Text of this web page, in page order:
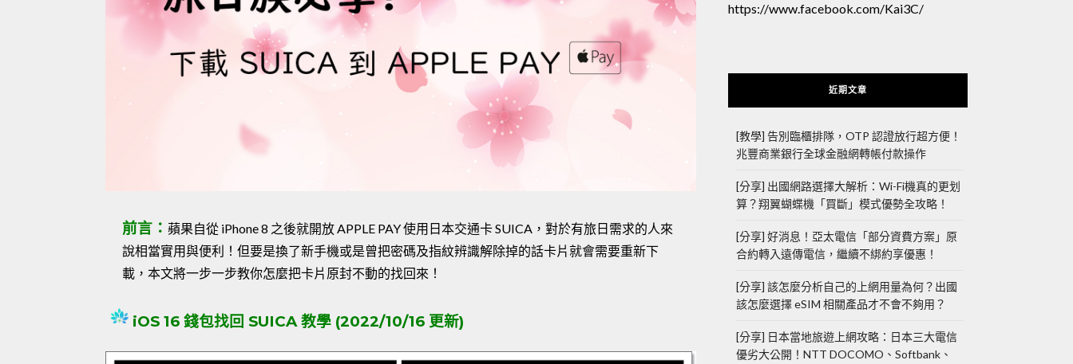
前言： 蘋果自從 iPhone 8 之後就開放 APPLE PAY 使用日本交通卡 SUICA，對於有旅日需求的人來
說相當實用與便利！但要是換了新手機或是曾把密碼及指紋辨識解除掉的話卡片就會需要重新下
載，本文將一步一步教你怎麼把卡片原封不動的找回來！
iOS 16 錢包找回 SUICA 教學 (2022/10/16 更新)
https://www.facebook.com/Kai3C/
近期文章
[教學] 告別臨櫃排隊，OTP 認證放行超方便！
兆豐商業銀行全球金融網轉帳付款操作
[分享] 出國網路選擇大解析：Wi-Fi機真的更划
算？翔翼蝴蝶機「買斷」模式優勢全攻略！
[分享] 好消息！亞太電信「部分資費方案」原
合約轉入遠傳電信，繼續不綁約享優惠！
[分享] 該怎麼分析自己的上網用量為何？出國
該怎麼選擇 eSIM 相關產品才不會不夠用？
[分享] 日本當地旅遊上網攻略：日本三大電信
優劣大公開！NTT DOCOMO、Softbank、